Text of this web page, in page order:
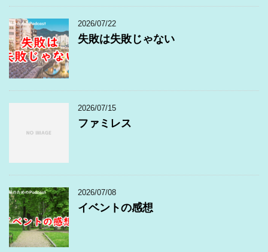
2026/07/22
失敗は失敗じゃない
2026/07/15
ファミレス
2026/07/08
イベントの感想